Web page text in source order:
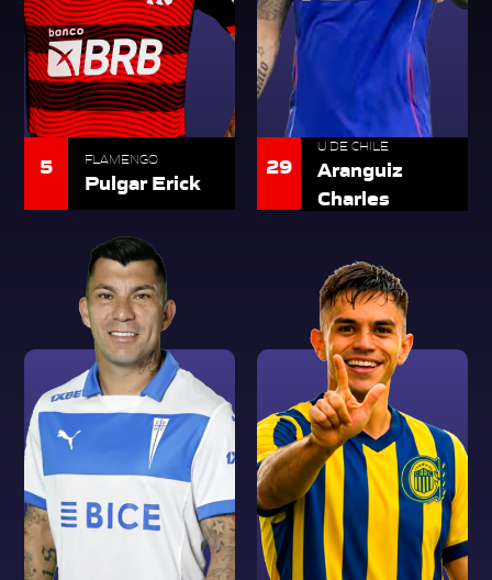
5 FLAMENGO
Pulgar Erick
29
U DE CHILE
Aranguiz
Charles